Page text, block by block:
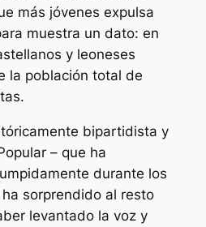
más jóvenes expulsa
muestra un dato: en
y leoneses
la población total de
bipartidista y
– que ha
durante los
sorprendido al resto
levantado la voz y